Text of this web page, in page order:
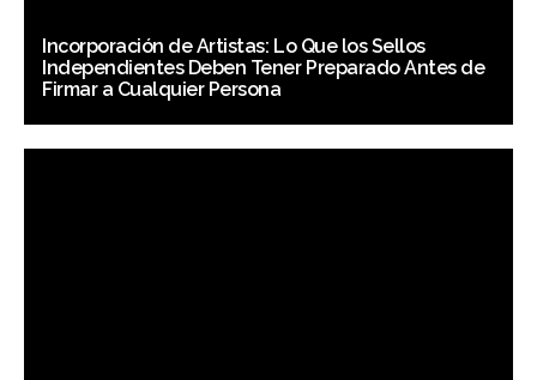
Incorporación de Artistas: Lo Que los Sellos
Independientes Deben Tener Preparado Antes de
Firmar a Cualquier Persona